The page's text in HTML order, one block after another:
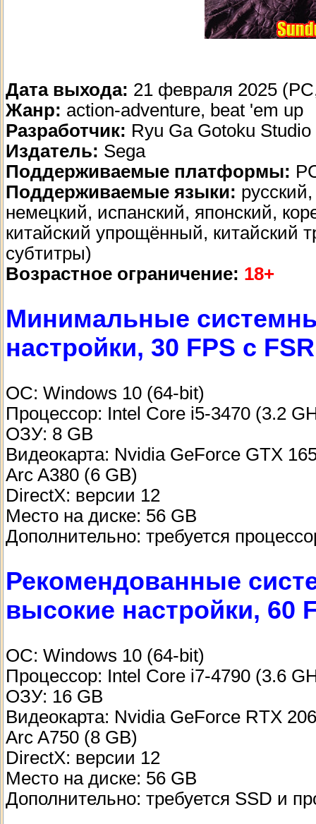
Дата выхода: 21 февраля 2025
Жанр: action-adventure, beat 'em up
Разработчик: Ryu Ga Gotoku Studio
Издатель: Sega
Поддерживаемые платформы:
Поддерживаемые языки:
немецкий, испанский, японский,
китайский упрощённый, китайский
субтитры)
Возрастное ограничение: 18+
Минимальные
настройки, 30 FPS с
ОС: Windows 10 (64-bit)
Процессор: Intel Core i5-3470 (3.2
ОЗУ: 8 GB
Видеокарта: Nvidia GeForce GTX
Arc A380 (6 GB)
DirectX: версии 12
Место на диске: 56 GB
Дополнительно: требуется
Рекомендованные
высокие настройки, 60
ОС: Windows 10 (64-bit)
Процессор: Intel Core i7-4790 (3.6
ОЗУ: 16 GB
Видеокарта: Nvidia GeForce RTX
Arc A750 (8 GB)
DirectX: версии 12
Место на диске: 56 GB
Дополнительно: требуется SSD и